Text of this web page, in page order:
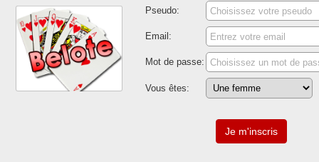
Pseudo:
Email:
Mot de passe:
Vous êtes: